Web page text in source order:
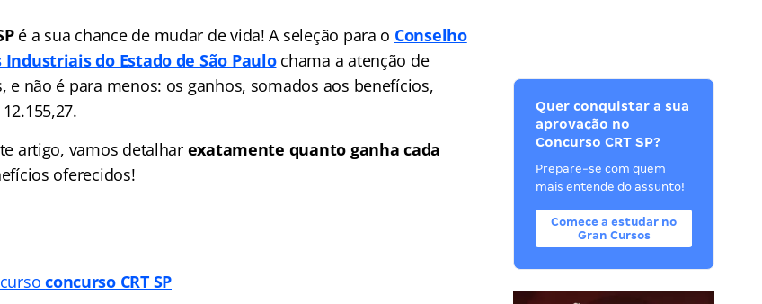
é a sua chance de mudar de vida! A seleção para o Conselho
Industriais do Estado de São Paulochama a atenção de
e não é para menos: os ganhos, somados aos benefícios,
artigo, vamos detalhar exatamente quanto ganha cada
oferecidos!
concurso CRT SP
Quer conquistar a sua
aprovação no
Concurso CRT SP?
Prepare-se com quem
mais entende do assunto!
Comece a estudar no
Gran Cursos